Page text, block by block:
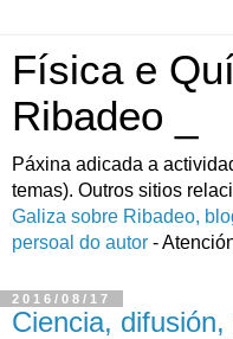
Física e
Ribadeo _
Páxina adicada a
temas). Outros sitios
Galiza sobre Ribadeo,
persoal do autor -
2016/08/17
Ciencia,